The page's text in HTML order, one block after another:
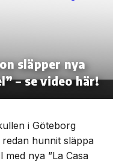
släpper nya
– se video här!
i Göteborg
hunnit släppa
nya ”La Casa